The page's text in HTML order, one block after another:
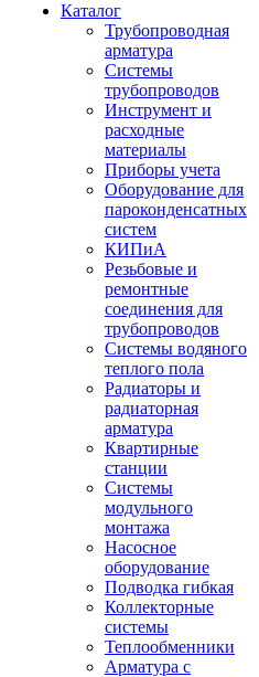
Каталог
Трубопроводная
арматура
Системы
трубопроводов
Инструмент и
расходные
материалы
Приборы учета
Оборудование для
пароконденсатных
систем
КИПиА
Резьбовые и
ремонтные
соединения для
трубопроводов
Системы водяного
теплого пола
Радиаторы и
радиаторная
арматура
Квартирные
станции
Системы
модульного
монтажа
Насосное
оборудование
Подводка гибкая
Коллекторные
системы
Теплообменники
Арматура с